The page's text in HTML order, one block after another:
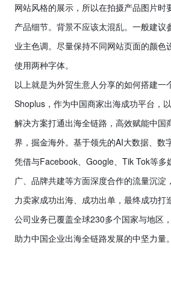
网站风格的展示，所以在拍摄产品图片时
产品细节。背景不应该太混乱。一般建议
业主色调。尽量保持不同网站页面的颜色
使用两种字体。
以上就是为外贸生意人分享的如何搭建一
Shoplus ，作为中国商家出海成功平台，
解决方案打通出海全链路，高效赋能中国
界，掘金海外。基于领先的AI大数据、数
凭借与Facebook Google Tik Tok等多
广、品牌共建等方面深度合作的流量沉淀
力卖家成功出海、成功出单，最终成功打
公司业务已覆盖全球230多个国家与地区
助力中国企业出海全链路发展的中坚力量。